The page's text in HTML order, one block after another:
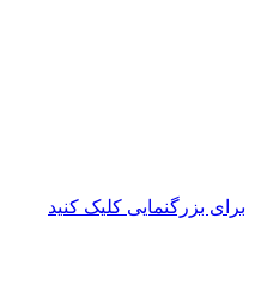
برای بزرگنمایی کلیک کنید